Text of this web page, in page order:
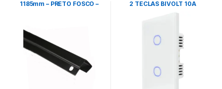
1185mm – PRETO FOSCO –
2 TECLAS BIVOLT 10A